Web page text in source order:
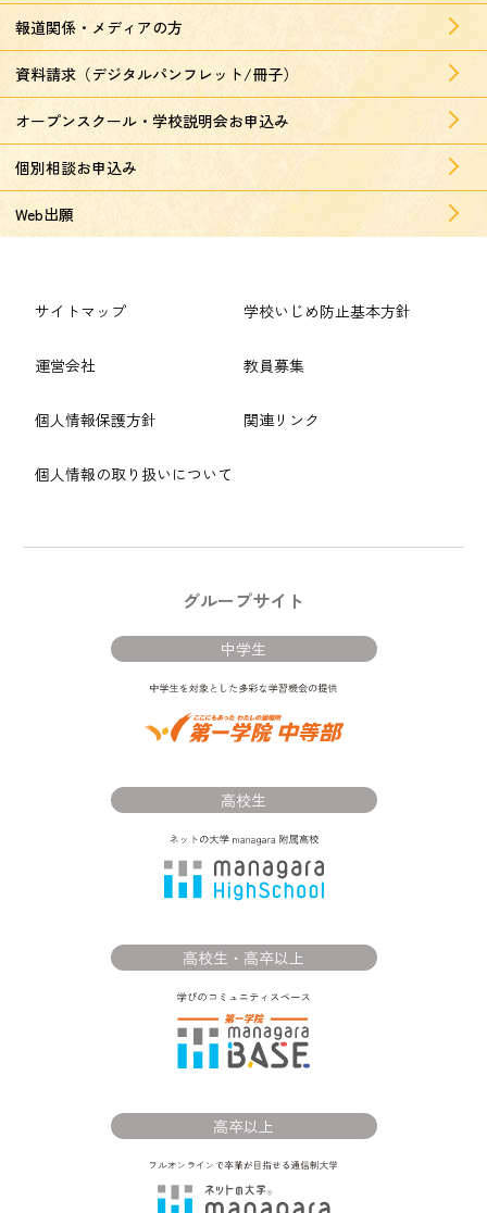
報道関係・メディアの方
資料請求（デジタルパンフレット/冊子）
オープンスクール・学校説明会お申込み
個別相談お申込み
Web出願
サイトマップ
運営会社
個人情報保護方針
個人情報の取り扱いについて
学校いじめ防止基本方針
教員募集
関連リンク
グループサイト
中学生
高校生
高校生・高卒以上
高卒以上